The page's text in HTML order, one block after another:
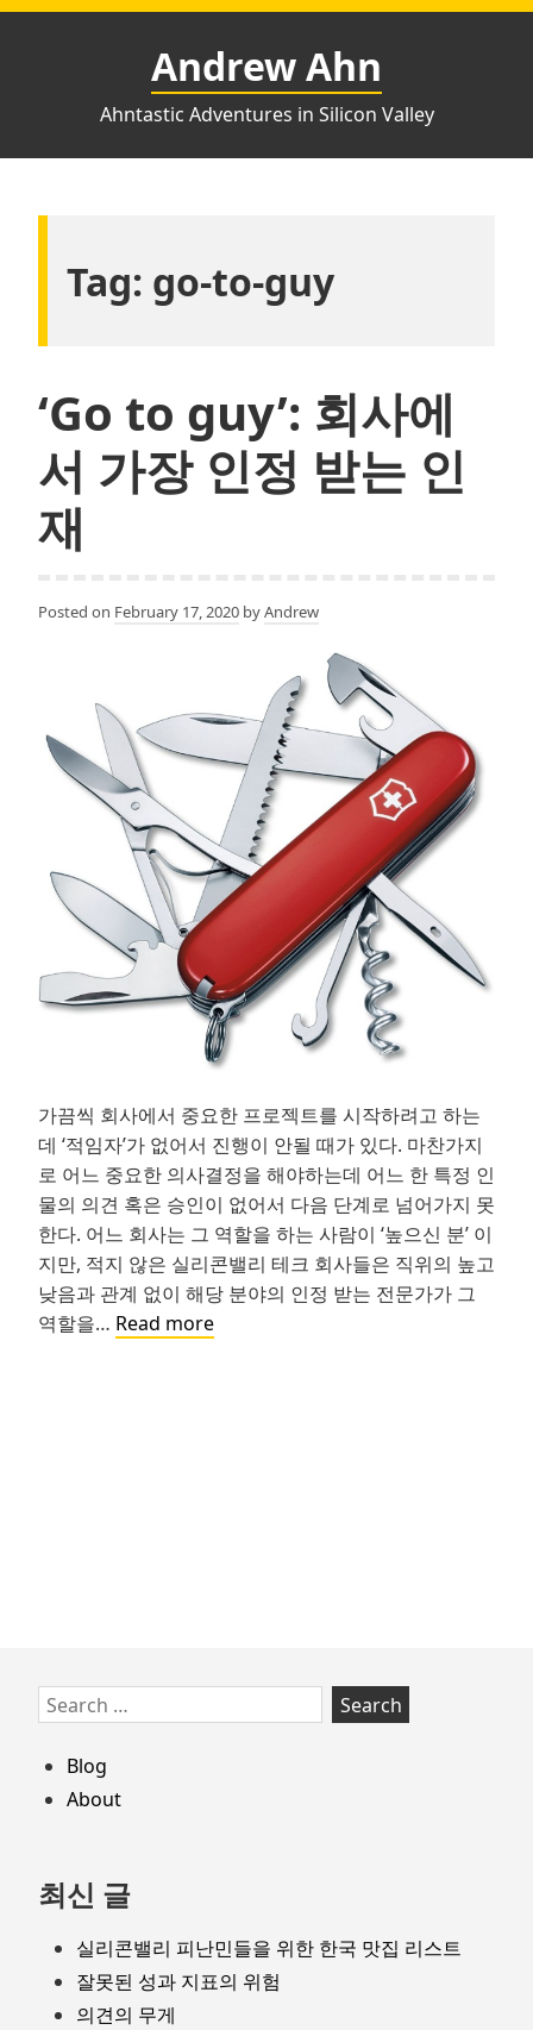
Skip
Andrew Ahn
Ahntastic Adventures in Silicon Valley
Tag: go-to-guy
‘Go to guy’: 회사에
서 가장 인정 받는 인
재
Posted on February 17, 2020 byAndrew
가끔씩 회사에서 중요한 프로젝트를 시작하려고 하는
데 ‘적임자’가 없어서 진행이 안될 때가 있다. 마찬가지
로 어느 중요한 의사결정을 해야하는데 어느 한 특정 인
물의 의견 혹은 승인이 없어서 다음 단계로 넘어가지 못
한다. 어느 회사는 그 역할을 하는 사람이 ‘높으신 분’ 이
지만, 적지 않은 실리콘밸리 테크 회사들은 직위의 높고
낮음과 관계 없이 해당 분야의 인정 받는 전문가가 그
역할을… Read more‘Go
Skip
to
footer
Search
for:
Blog
About
최신 글
실리콘밸리 피난민들을 위한 한국 맛집 리스트
잘못된 성과 지표의 위험
의견의 무게